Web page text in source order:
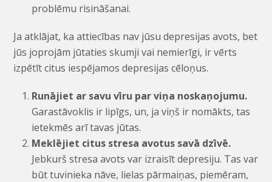
problēmu risināšanai.
Ja atklājat, ka attiecības nav jūsu depresijas avots, bet
jūs joprojām jūtaties skumji vai nemierīgi, ir vērts
izpētīt citus iespējamos depresijas cēloņus.
Runājiet ar savu vīru par viņa noskaņojumu.
Garastāvoklis ir lipīgs, un, ja viņš ir nomākts, tas
ietekmēs arī tavas jūtas.
Meklējiet citus stresa avotus savā dzīvē.
Jebkurš stresa avots var izraisīt depresiju. Tas var
būt tuvinieka nāve, lielas pārmaiņas, piemēram,